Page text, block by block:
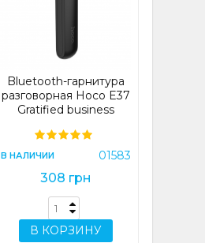
Bluetooth-гарнитура
разговорная Hoco E37
Gratified business
(E37)
В НАЛИЧИИ 01583
308 грн
В КОРЗИНУ